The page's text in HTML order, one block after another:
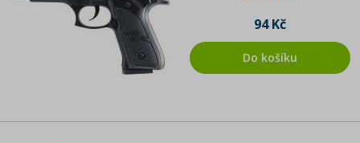
94 Kč
Do košíku